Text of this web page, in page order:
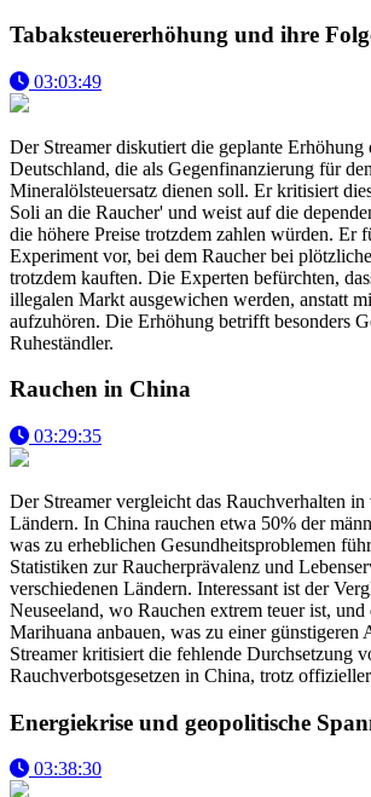
Tabaksteuererhöhung und ihre
03:03:49
Der Streamer diskutiert die geplante Erhöhung
Deutschland, die als Gegenfinanzierung für
Mineralölsteuersatz dienen soll. Er kritisiert
Soli an die Raucher' und weist auf die
die höhere Preise trotzdem zahlen würden. Er
Experiment vor, bei dem Raucher bei
trotzdem kauften. Die Experten befürchten,
illegalen Markt ausgewichen werden, anstatt
aufzuhören. Die Erhöhung betrifft besonders
Ruheständler.
Rauchen in China
03:29:35
Der Streamer vergleicht das Rauchverhalten in
Ländern. In China rauchen etwa 50% der
was zu erheblichen Gesundheitsproblemen
Statistiken zur Raucherprävalenz und
verschiedenen Ländern. Interessant ist der
Neuseeland, wo Rauchen extrem teuer ist, und
Marihuana anbauen, was zu einer
Streamer kritisiert die fehlende Durchsetzung
Rauchverbotsgesetzen in China, trotz
Energiekrise und geopolitische
03:38:30